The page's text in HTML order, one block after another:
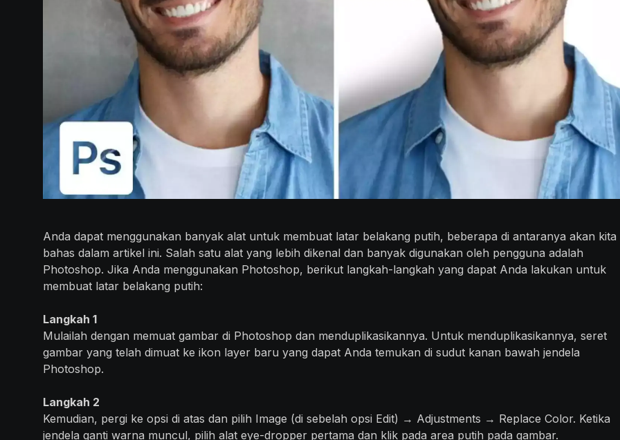
Anda dapat menggunakan banyak alat untuk membuat latar belakang putih, beberapa di antaranya akan kita
bahas dalam artikel ini. Salah satu alat yang lebih dikenal dan banyak digunakan oleh pengguna adalah
Photoshop. Jika Anda menggunakan Photoshop, berikut langkah-langkah yang dapat Anda lakukan untuk
membuat latar belakang putih:
Langkah 1
Mulailah dengan memuat gambar di Photoshop dan menduplikasikannya. Untuk menduplikasikannya, seret
gambar yang telah dimuat ke ikon layer baru yang dapat Anda temukan di sudut kanan bawah jendela
Photoshop.
Langkah 2
Kemudian, pergi ke opsi di atas dan pilih Image (di sebelah opsi Edit) → Adjustments → Replace Color. Ketika
jendela ganti warna muncul, pilih alat eye-dropper pertama dan klik pada area putih pada gambar.